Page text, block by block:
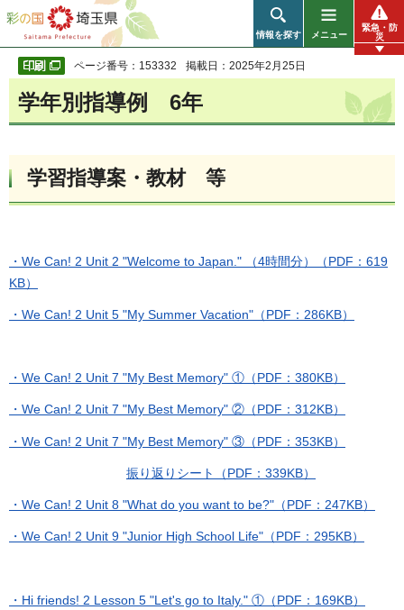
彩の国 埼玉県
情報を探す メニュー
緊急・防
災
ページ番号：153332 掲載日：2025年2月25日
学年別指導例 6年
学習指導案・教材 等
・We Can! 2 Unit 2 "Welcome to Japan." （4時間分）（PDF：619
KB）
・We Can! 2 Unit 5 "My Summer Vacation"（PDF：286KB）
・We Can! 2 Unit 7 "My Best Memory" ①（PDF：380KB）
・We Can! 2 Unit 7 "My Best Memory" ②（PDF：312KB）
・We Can! 2 Unit 7 "My Best Memory" ③（PDF：353KB）
振り返りシート（PDF：339KB）
・We Can! 2 Unit 8 "What do you want to be?"（PDF：247KB）
・We Can! 2 Unit 9 "Junior High School Life"（PDF：295KB）
・Hi friends! 2 Lesson 5 "Let's go to Italy." ①（PDF：169KB）